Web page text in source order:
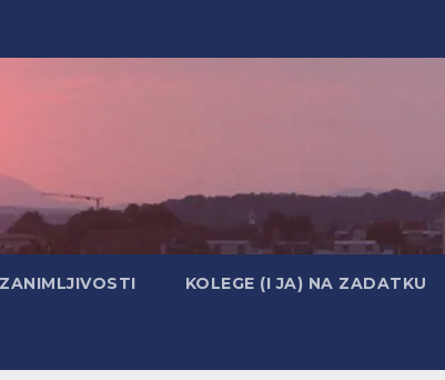
ZANIMLJIVOSTI KOLEGE (I JA) NA ZADATKU